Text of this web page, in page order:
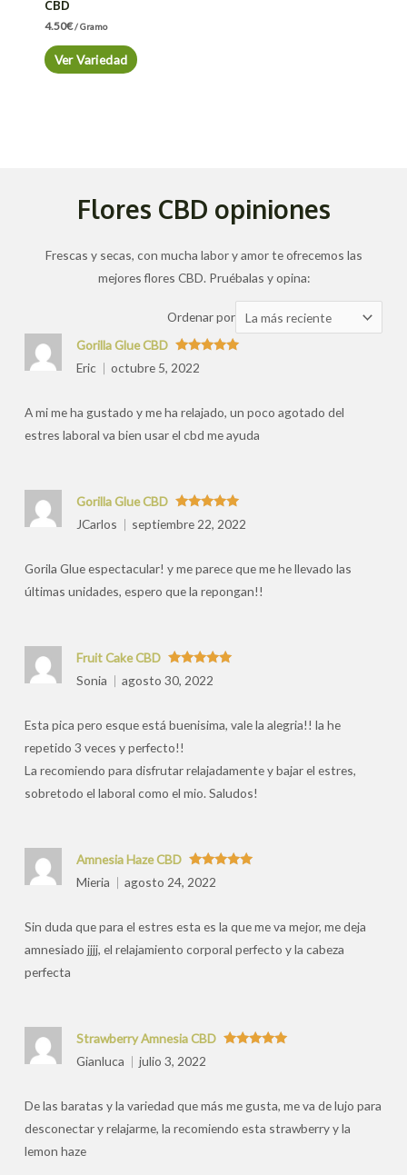
CBD
4.50€/ Gramo
Ver Variedad
Flores CBD opiniones
Frescas y secas, con mucha labor y amor te ofrecemos las
mejores flores CBD. Pruébalas y opina:
Ordenar por Ordenar
las
Valorado
con
Gorilla Glue CBD
Eric
octubre 5, 2022
A mi me ha gustado y me ha relajado, un poco agotado del
estres laboral va bien usar el cbd me ayuda
Valorado
con5de 5
Gorilla Glue CBD
JCarlos
septiembre 22, 2022
Gorila Glue espectacular! y me parece que me he llevado las
últimas unidades, espero que la repongan!!
Valorado
con5de 5
Fruit Cake CBD
Sonia
agosto 30, 2022
Esta pica pero esque está buenisima, vale la alegria!! la he
repetido 3 veces y perfecto!!
La recomiendo para disfrutar relajadamente y bajar el estres,
sobretodo el laboral como el mio. Saludos!
Valorado
con5
Amnesia Haze CBD
Mieria
agosto 24, 2022
Sin duda que para el estres esta es la que me va mejor, me deja
amnesiado jjjj, el relajamiento corporal perfecto y la cabeza
perfecta
Strawberry Amnesia CBD
Gianluca
julio 3, 2022
De las baratas y la variedad que más me gusta, me va de lujo para
desconectar y relajarme, la recomiendo esta strawberry y la
lemon haze